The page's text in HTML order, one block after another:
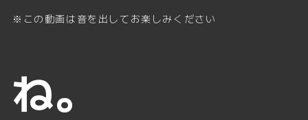
※この動画は音を出してお楽しみください
ね。